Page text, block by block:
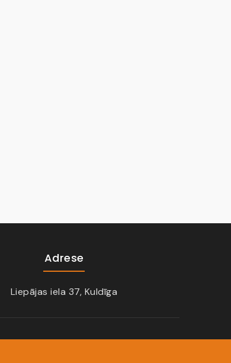
Adrese
Liepājas iela 37, Kuldīga